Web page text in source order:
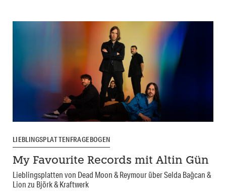
LIEBLINGSPLATTENFRAGEBOGEN
My Favourite Records mit Altin Gün
Lieblingsplatten von Dead Moon & Reymour über Selda Bağcan &
Lion zu Björk & Kraftwerk